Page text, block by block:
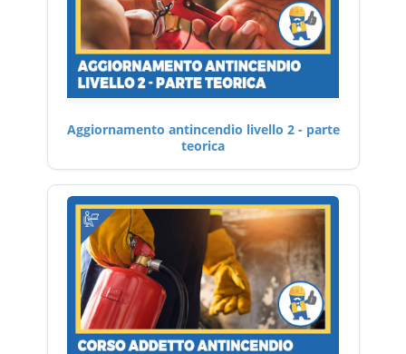
Aggiornamento antincendio livello 2 - parte
teorica